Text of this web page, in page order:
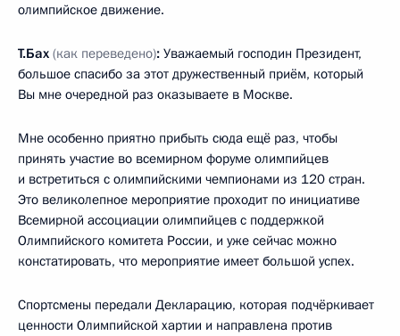
олимпийское движение.
Т.Бах (как переведено): Уважаемый господин Президент,
большое спасибо за этот дружественный приём, который
Вы мне очередной раз оказываете в Москве.
Мне особенно приятно прибыть сюда ещё раз, чтобы
принять участие во всемирном форуме олимпийцев
и встретиться с олимпийскими чемпионами из 120 стран.
Это великолепное мероприятие проходит по инициативе
Всемирной ассоциации олимпийцев с поддержкой
Олимпийского комитета России, и уже сейчас можно
констатировать, что мероприятие имеет большой успех.
Спортсмены передали Декларацию, которая подчёркивает
ценности Олимпийской хартии и направлена против